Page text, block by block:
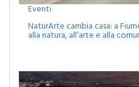
Eventi
NaturArte cambia casa: a
alla natura, all’arte e alla